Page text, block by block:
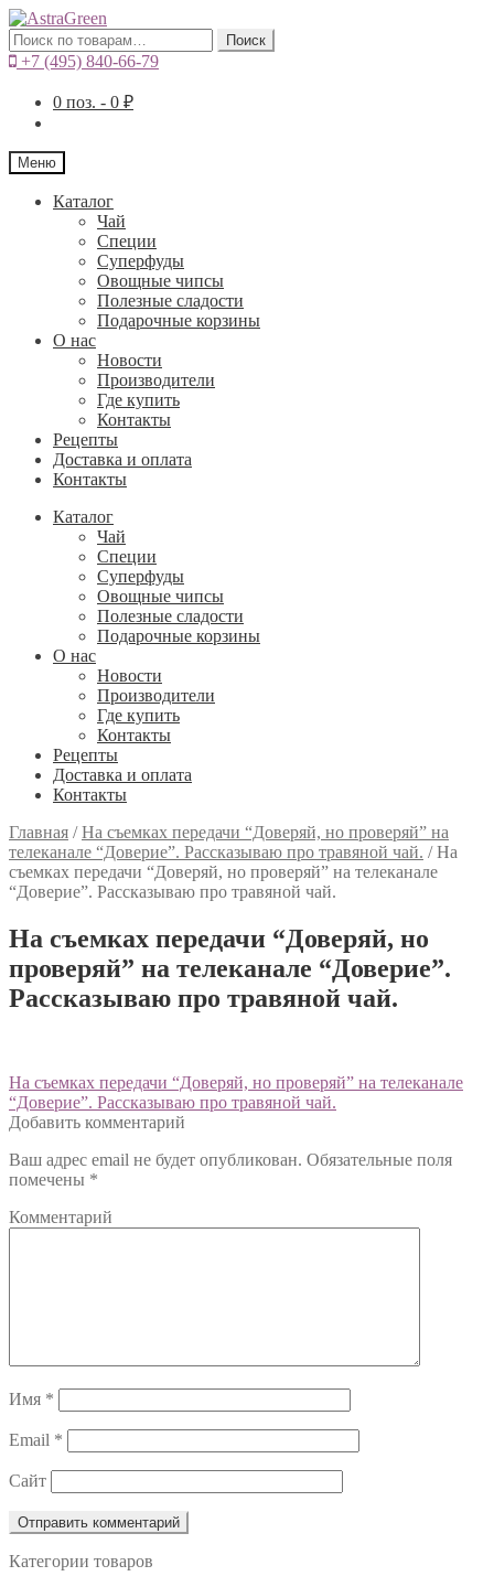
Искать: Поиск
+7 (495) 840-66-79
0 поз. - 0 ₽
Меню
Каталог
Чай
Специи
Cуперфуды
Овощные чипсы
Полезные сладости
Подарочные корзины
О нас
Новости
Производители
Где купить
Контакты
Рецепты
Доставка и оплата
Контакты
Каталог
Чай
Специи
Cуперфуды
Овощные чипсы
Полезные сладости
Подарочные корзины
О нас
Новости
Производители
Где купить
Контакты
Рецепты
Доставка и оплата
Контакты
Главная /На съемках передачи “Доверяй, но проверяй” на
телеканале “Доверие”. Рассказываю про травяной чай. /На
съемках передачи “Доверяй, но проверяй” на телеканале
“Доверие”. Рассказываю про травяной чай.
На съемках передачи “Доверяй, но
проверяй” на телеканале “Доверие”.
Рассказываю про травяной чай.
Навигация
по
Предыдущий:
На съемках передачи “Доверяй, но проверяй” на телеканале
“Доверие”. Рассказываю про травяной чай.
Добавить комментарий
Ваш адрес email не будет опубликован. Обязательные поля
помечены *
Комментарий
Имя *
Email *
Сайт
Категории товаров